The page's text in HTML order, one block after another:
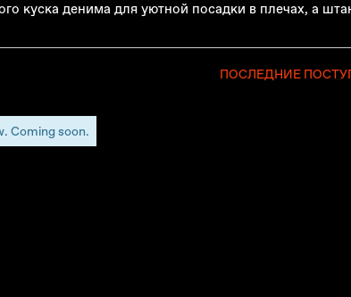
куска денима для уютной посадки в плечах, а
ПОСЛЕДНИЕ
Coming soon.